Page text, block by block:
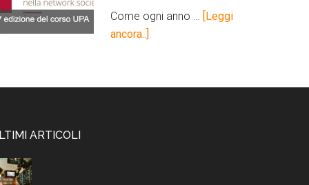
Come ogni anno …
[Leggi
ancora..]
ARTICOLI